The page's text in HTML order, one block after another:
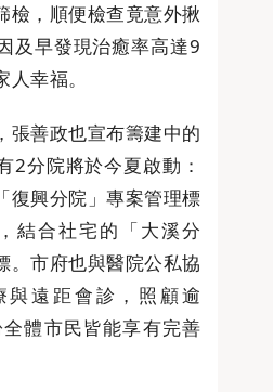
檢，順便檢查竟意外揪
及早發現治癒率高達9
幸福。
善政也宣布籌建中的
2分院將於今夏啟動：
復興分院」專案管理標
結合社宅的「大溪分
。市府也與醫院公私協
與遠距會診，照顧逾
體市民皆能享有完善